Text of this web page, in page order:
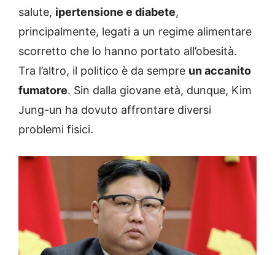
salute, ipertensione e diabete,
principalmente, legati a un regime alimentare
scorretto che lo hanno portato all’obesità.
Tra l’altro, il politico è da sempre un accanito
fumatore. Sin dalla giovane età, dunque, Kim
Jung-un ha dovuto affrontare diversi
problemi fisici.